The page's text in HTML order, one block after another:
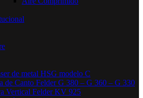
de metal HSG modelo C​
de Canto Felder G 380 – G 360 – G 330
Vertical Felder KV 925